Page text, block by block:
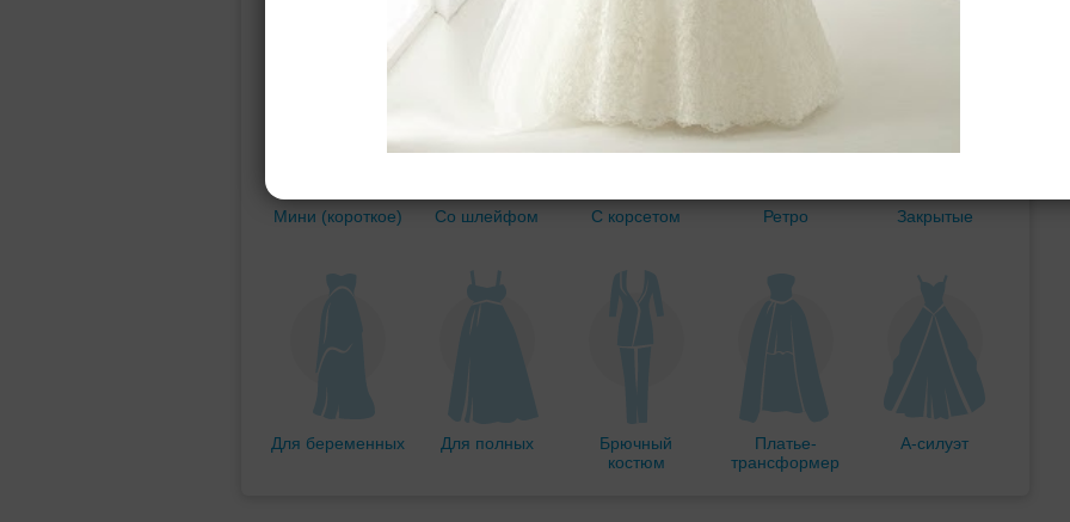
Мини (короткое) Со шлейфом С корсетом Ретро Закрытые
Для беременных Для полных
Брючный
костюм
Платье-
трансформер
А-силуэт